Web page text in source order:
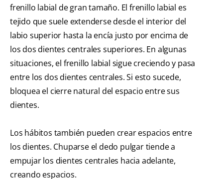
frenillo labial de gran tamaño. El frenillo labial es
tejido que suele extenderse desde el interior del
labio superior hasta la encía justo por encima de
los dos dientes centrales superiores. En algunas
situaciones, el frenillo labial sigue creciendo y pasa
entre los dos dientes centrales. Si esto sucede,
bloquea el cierre natural del espacio entre sus
dientes.
Los hábitos también pueden crear espacios entre
los dientes. Chuparse el dedo pulgar tiende a
empujar los dientes centrales hacia adelante,
creando espacios.